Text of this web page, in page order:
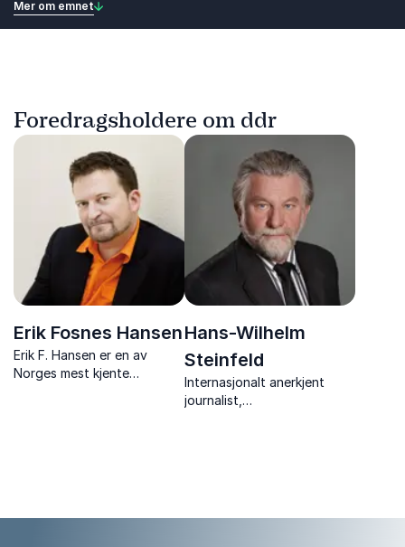
Mer om emnet
Foredragsholdere om ddr
Erik Fosnes Hansen
Erik F. Hansen er en av
Norges mest kjente
Hans-Wilhelm
Steinfeld
Internasjonalt anerkjent
journalist,